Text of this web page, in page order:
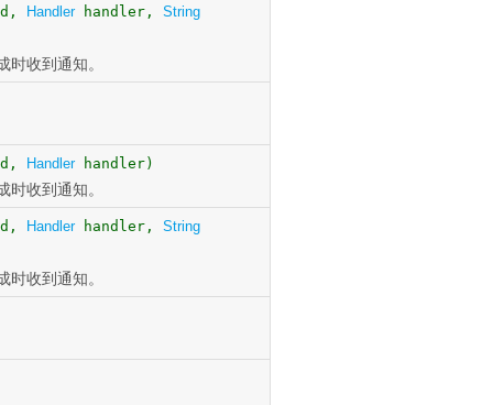
Handlerhandler, String
收到通知。
Handlerhandler)
收到通知。
Handlerhandler, String
收到通知。